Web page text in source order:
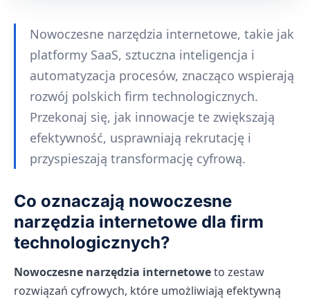
Nowoczesne narzędzia internetowe, takie jak
platformy SaaS, sztuczna inteligencja i
automatyzacja procesów, znacząco wspierają
rozwój polskich firm technologicznych.
Przekonaj się, jak innowacje te zwiększają
efektywność, usprawniają rekrutację i
przyspieszają transformację cyfrową.
Co oznaczają nowoczesne
narzędzia internetowe dla firm
technologicznych?
Nowoczesne narzędzia internetoweto zestaw
rozwiązań cyfrowych, które umożliwiają efektywną